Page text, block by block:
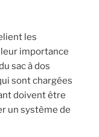
les
importance
sac à dos
sont chargées
doivent être
un système de